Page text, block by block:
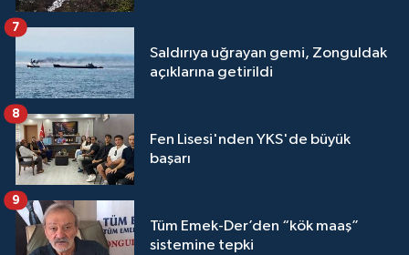
Saldırıya uğrayan gemi, Zonguldak
açıklarına getirildi
7
Fen Lisesi'nden YKS'de büyük
başarı
8
Tüm Emek-Der’den “kök maaş”
sistemine tepki
9